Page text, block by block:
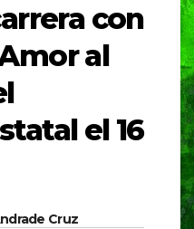
con
al
el 16
Cruz